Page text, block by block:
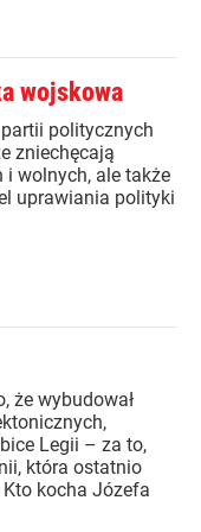
wojskowa
politycznych
zniechęcają
wolnych, ale także
uprawiania polityki
że wybudował
Legii – za to,
która ostatnio
kocha Józefa